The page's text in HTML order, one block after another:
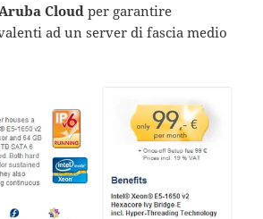
Cloud per garantire
ad un server di fascia medio